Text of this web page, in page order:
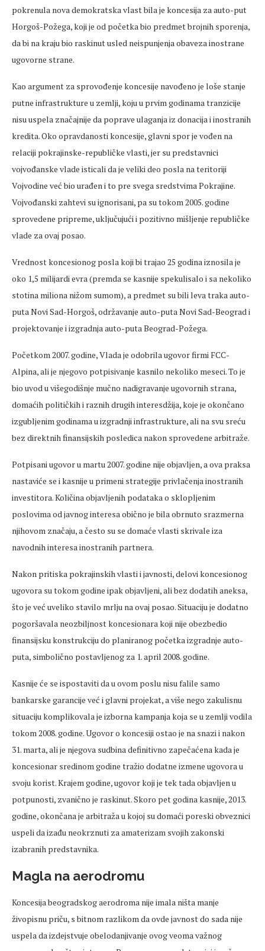
pokrenula nova demokratska vlast bila je koncesija za auto-put
Horgoš-Požega, koji je od početka bio predmet brojnih sporenja,
da bi na kraju bio raskinut usled neispunjenja obaveza inostrane
ugovorne strane.
Kao argument za sprovođenje koncesije navođeno je loše stanje
putne infrastrukture u zemlji, koju u prvim godinama tranzicije
nisu uspela značajnije da poprave ulaganja iz donacija i inostranih
kredita. Oko opravdanosti koncesije, glavni spor je vođen na
relaciji pokrajinske-republičke vlasti, jer su predstavnici
vojvođanske vlade isticali da je veliki deo posla na teritoriji
Vojvodine već bio urađen i to pre svega sredstvima Pokrajine.
Vojvođanski zahtevi su ignorisani, pa su tokom 2005. godine
sprovedene pripreme, uključujući i pozitivno mišljenje republičke
vlade za ovaj posao.
Vrednost koncesionog posla koji bi trajao 25 godina iznosila je
oko 1,5 milijardi evra (premda se kasnije spekulisalo i sa nekoliko
stotina miliona nižom sumom), a predmet su bili leva traka auto-
puta Novi Sad-Horgoš, održavanje auto-puta Novi Sad-Beograd i
projektovanje i izgradnja auto-puta Beograd-Požega.
Početkom 2007. godine, Vlada je odobrila ugovor firmi FCC-
Alpina, ali je njegovo potpisivanje kasnilo nekoliko meseci. To je
bio uvod u višegodišnje mučno nadigravanje ugovornih strana,
domaćih političkih i raznih drugih interesdžija, koje je okončano
izgubljenim godinama u izgradnji infrastrukture, ali na svu sreću
bez direktnih finansijskih posledica nakon sprovedene arbitraže.
Potpisani ugovor u martu 2007. godine nije objavljen, a ova praksa
nastaviće se i kasnije u primeni strategije privlačenja inostranih
investitora. Količina objavljenih podataka o sklopljenim
poslovima od javnog interesa obično je bila obrnuto srazmerna
njihovom značaju, a često su se domaće vlasti skrivale iza
navodnih interesa inostranih partnera.
Nakon pritiska pokrajinskih vlasti i javnosti, delovi koncesionog
ugovora su tokom godine ipak objavljeni, ali bez dodatih aneksa,
što je već uveliko stavilo mrlju na ovaj posao. Situaciju je dodatno
pogoršavala neozbiljnost koncesionara koji nije obezbedio
finansijsku konstrukciju do planiranog početka izgradnje auto-
puta, simbolično postavljenog za 1. april 2008. godine.
Kasnije će se ispostaviti da u ovom poslu nisu falile samo
bankarske garancije već i glavni projekat, a više nego zakulisnu
situaciju komplikovala je izborna kampanja koja se u zemlji vodila
tokom 2008. godine. Ugovor o koncesiji ostao je na snazi i nakon
31. marta, ali je njegova sudbina definitivno zapečaćena kada je
koncesionar sredinom godine tražio dodatne izmene ugovora u
svoju korist. Krajem godine, ugovor koji je tek tada objavljen u
potpunosti, zvanično je raskinut. Skoro pet godina kasnije, 2013.
godine, okončana je arbitraža u kojoj su domaći poreski obveznici
uspeli da izađu neokrznuti za amaterizam svojih zakonski
izabranih predstavnika.
Magla na aerodromu
Koncesija beogradskog aerodroma nije imala ništa manje
živopisnu priču, s bitnom razlikom da ovde javnost do sada nije
uspela da izdejstvuje obelodanjivanje ovog veoma važnog